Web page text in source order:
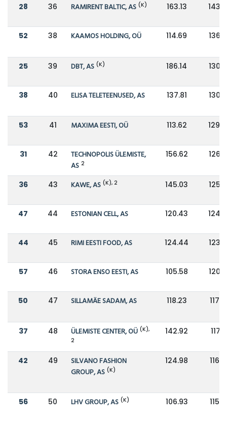
28 36 RAMIRENT BALTIC, AS (K) 163.13
52 38 KAAMOS HOLDING, OÜ 114.69
25 39 DBT, AS (K) 186.14
38 40 ELISA TELETEENUSED, AS 137.81
53 41 MAXIMA EESTI, OÜ 113.62
31 42
TECHNOPOLIS ÜLEMISTE,
AS 2
156.62
36 43 KAWE, AS (K), 2 145.03
47 44 ESTONIAN CELL, AS 120.43
44 45 RIMI EESTI FOOD, AS 124.44
57 46 STORA ENSO EESTI, AS 105.58
50 47 SILLAMÄE SADAM, AS 118.23
37 48 ÜLEMISTE CENTER, OÜ (K),
2
142.92
42 49
SILVANO FASHION
GROUP, AS (K)
124.98
56 50 LHV GROUP, AS (K) 106.93